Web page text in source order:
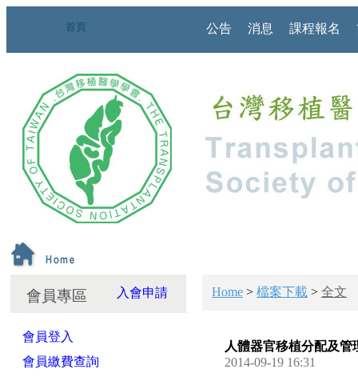
首頁 公告 消息 課程報名
會員專區 入會申請
會員登入
會員繳費查詢
Home > 檔案下載 > 全文
人體器官移植分配及管
2014-09-19 16:31